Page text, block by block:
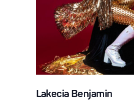
Lakecia Benjamin